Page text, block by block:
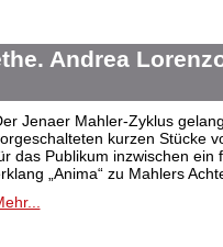
Andrea
Jenaer Mahler-Zyklus
kurzen Stücke
das Publikum inzwischen ein
„Anima“ zu Mahlers